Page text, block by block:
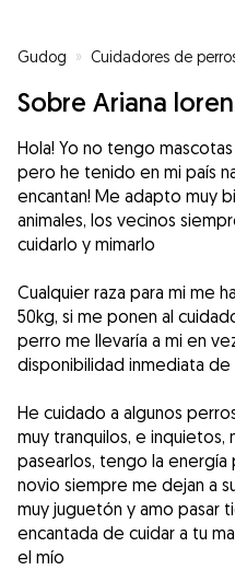
Gudog » Cuidadores de
Sobre Ariana
Hola! Yo no tengo
pero he tenido en mi país
encantan! Me adapto muy
animales, los vecinos
cuidarlo y mimarlo
Cualquier raza para mi me
50kg, si me ponen al
perro me llevaría a mi en
disponibilidad inmediata de
He cuidado a algunos
muy tranquilos, e inquietos,
pasearlos, tengo la energía
novio siempre me dejan a
muy juguetón y amo pasar
encantada de cuidar a tu
el mío